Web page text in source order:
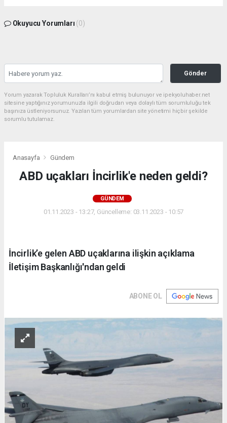
Okuyucu Yorumları (0)
Gönder
Yorum yazarak Topluluk Kuralları’nı kabul etmiş bulunuyor ve ipekyoluhaber.net
sitesine yaptığınız yorumunuzla ilgili doğrudan veya dolaylı tüm sorumluluğu tek
başınıza üstleniyorsunuz. Yazılan tüm yorumlardan site yönetimi hiçbir şekilde
sorumlu tutulamaz.
Anasayfa Gündem
ABD uçakları İncirlik'e neden geldi?
GÜNDEM
01.11.2023 - 13:27, Güncelleme: 03.11.2023 - 10:57
İncirlik’e gelen ABD uçaklarına ilişkin açıklama
İletişim Başkanlığı'ndan geldi
ABONE OL